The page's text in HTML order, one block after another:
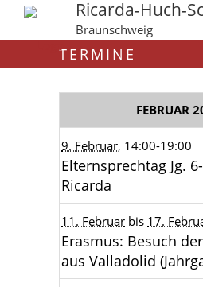
Ricarda-Huch-
Braunschweig
TERMINE
FEBRUAR
9. Februar, 14:00-19:00
Elternsprechtag Jg.
Ricarda
11. Februar bis 17.
Erasmus: Besuch
aus Valladolid